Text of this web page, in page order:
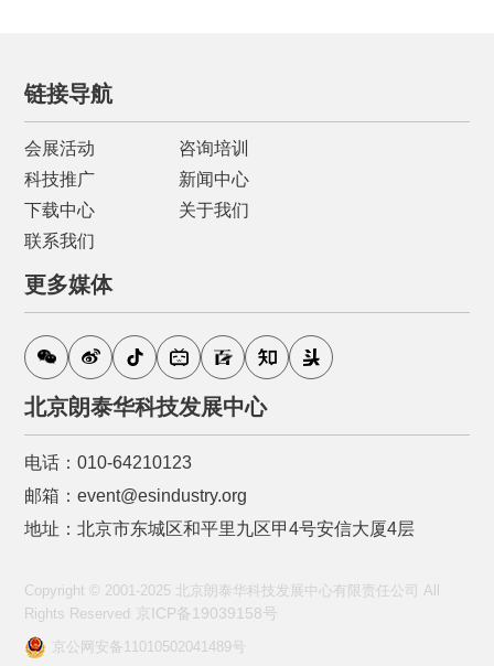
链接导航
会展活动
咨询培训
科技推广
新闻中心
下载中心
关于我们
联系我们
更多媒体
北京朗泰华科技发展中心
电话：010-64210123
邮箱：event@esindustry.org
地址：北京市东城区和平里九区甲4号安信大厦4层
Copyright © 2001-2025 北京朗泰华科技发展中心有限责任公司 All
Rights Reserved
京ICP备19039158号
京公网安备11010502041489号